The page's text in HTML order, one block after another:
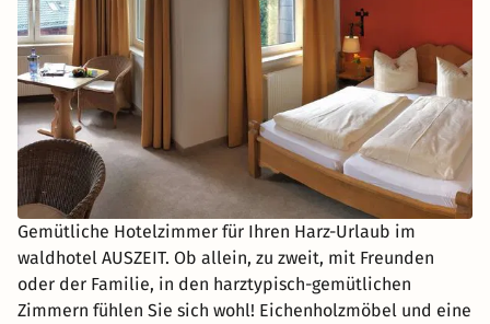
Gemütliche Hotelzimmer für Ihren Harz-Urlaub im
waldhotel AUSZEIT. Ob allein, zu zweit, mit Freunden
oder der Familie, in den harztypisch-gemütlichen
Zimmern fühlen Sie sich wohl! Eichenholzmöbel und eine